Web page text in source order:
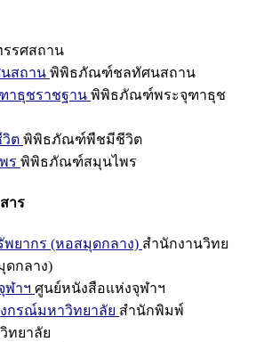
รศสถาน
สถาน พิพิธภัณฑ์ชลทัศนสถาน
ธุชราชฐาน พิพิธภัณฑ์พระจุฑาธุช
ต พิพิธภัณฑ์พืชมีชีวิต
ร พิพิธภัณฑ์สมุนไพร
าร
ยากร (หอสมุดกลาง) สำนักงานวิทย
ดกลาง)
ฬาฯ ศูนย์หนังสือแห่งจุฬาฯ
กรณ์มหาวิทยาลัย สำนักพิมพ์
ทยาลัย